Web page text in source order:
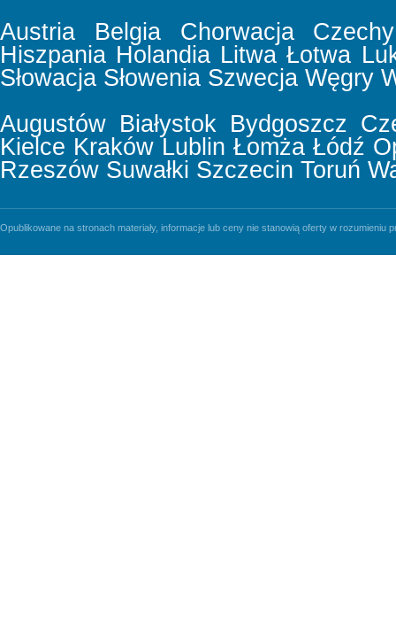
Austria
Belgia Chorwacja
Czechy
Hiszpania Holandia Litwa Łotwa
Słowacja Słowenia Szwecja Węgry
Augustów Białystok Bydgoszcz
Kielce Kraków Lublin Łomża Łódź
Rzeszów Suwałki Szczecin Toruń
Opublikowane na stronach materiały, informacje lub ceny nie stanowią oferty w rozumieniu